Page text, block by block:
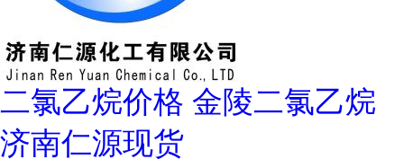
二氯乙烷价格 金陵二氯乙烷
济南仁源现货